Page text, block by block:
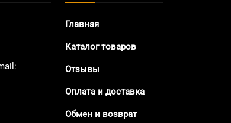
Главная
Каталог товаров
Отзывы
Оплата и доставка
Обмен и возврат